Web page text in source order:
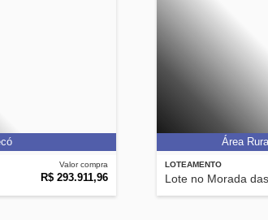
Valor compra
R$ 293.911,96
LOTEAMENTO
Lote no Morada
Área